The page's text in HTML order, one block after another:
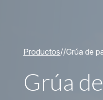
Productos//Grúa de
Grúa